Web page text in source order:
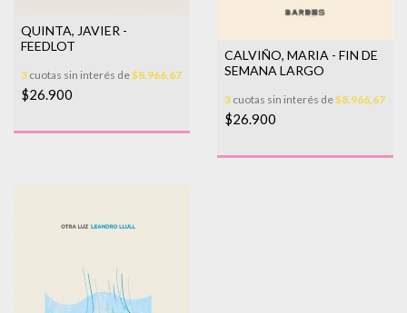
QUINTA, JAVIER -
FEEDLOT
3 cuotas sin interés de$8.966,67
$26.900
CALVIÑO, MARIA - FIN DE
SEMANA LARGO
3 cuotas sin interés de$8.966,67
$26.900